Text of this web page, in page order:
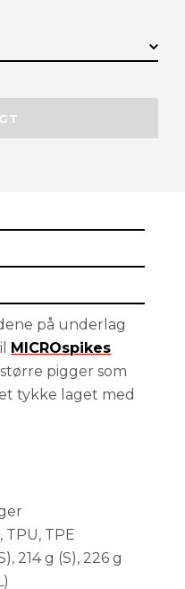
LAGERSTATUS
Utsolgt
på underlag
MICROspikes
pigger som
tykke laget med
TPE
214 g (S), 226 g